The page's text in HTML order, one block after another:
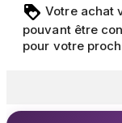
Votre achat
pouvant être
pour votre